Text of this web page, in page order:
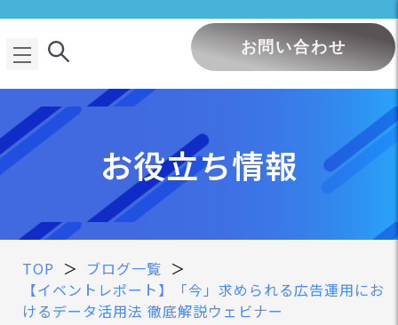
お問い合わせ
お役立ち情報
TOP ＞ ブログ一覧 ＞
【イベントレポート】「今」求められる広告運用にお
けるデータ活用法 徹底解説ウェビナー